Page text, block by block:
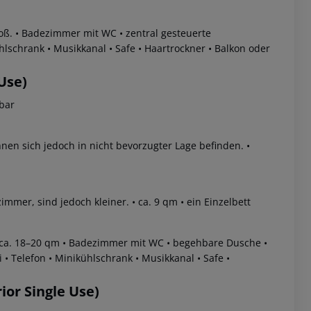
• Badezimmer mit WC • zentral gesteuerte
• Musikkanal • Safe • Haartrockner • Balkon oder
sich jedoch in nicht bevorzugter Lage befinden. •
sind jedoch kleiner. • ca. 9 qm • ein Einzelbett
18–20 qm • Badezimmer mit WC • begehbare Dusche •
• Telefon • Minikühlschrank • Musikkanal • Safe •
Single Use)